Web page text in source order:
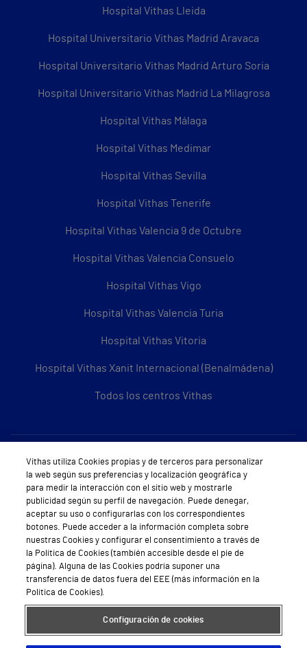
Hospital Vithas Lleida
Hospital Universitario Vithas Madrid Aravaca
Hospital Universitario Vithas Madrid Arturo Soria
Hospital Universitario Vithas Madrid La Milagrosa
Hospital Vithas Málaga
Hospital Vithas Medimar
Hospital Vithas Sevilla
Hospital Vithas Tenerife
Hospital Vithas Valencia 9 de Octubre
Hospital Vithas Valencia Consuelo
Hospital Vithas Vigo
Hospital Vithas Valencia Turia
Hospital Vithas Vitoria
Hospital Vithas Xanit Internacional (Benalmádena)
Todos los centros Vithas
Sobre Vithas
Quiénes somos
Trabajar en Vithas
Teléfono Cita Médica
Teléfono Atención al Cliente
Política de seguridad y salud en el trabajo
Conoce a Supervita
Vithas utiliza Cookies propias y de terceros para personalizar
la web según sus preferencias y localización geográfica y
para medir la interacción con el sitio web y mostrarle
publicidad según su perfil de navegación. Puede denegar,
aceptar su uso o configurarlas con los correspondientes
botones. Puede acceder a la información completa sobre
nuestras Cookies y configurar el consentimiento a través de
la Política de Cookies (también accesible desde el pie de
página). Alguna de las Cookies podría suponer una
transferencia de datos fuera del EEE (más información en la
Política de Cookies).
Configuración de cookies